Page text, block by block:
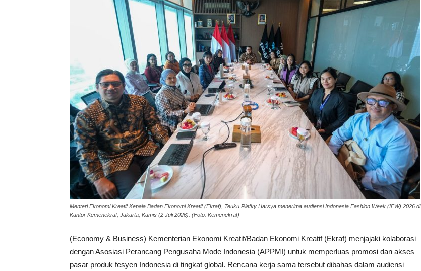
Menteri Ekonomi Kreatif Kepala Badan Ekonomi Kreatif (Ekraf), Teuku Riefky Harsya menerima audiensi Indonesia Fashion Week (IFW) 2026 di
Kantor Kemenekraf, Jakarta, Kamis (2 Juli 2026). (Foto: Kemenekraf)
(Economy & Business) Kementerian Ekonomi Kreatif/Badan Ekonomi Kreatif (Ekraf) menjajaki kolaborasi
dengan Asosiasi Perancang Pengusaha Mode Indonesia (APPMI) untuk memperluas promosi dan akses
pasar produk fesyen Indonesia di tingkat global. Rencana kerja sama tersebut dibahas dalam audiensi